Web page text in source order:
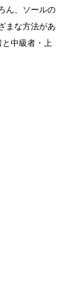
ん、ソールの
まな方法があ
中級者・上